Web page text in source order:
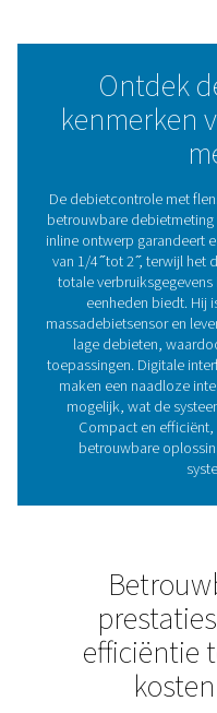
De Flow Check
controle over hun
bruikbare
het beheer van het
betrouwbare
duurzaamheid in
Flowsensoren
real-time
betrouwbare
nauwkeurige
naadloze
nauwkeurige